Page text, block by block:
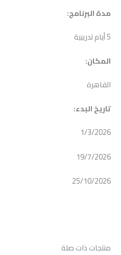
مدة البرنامج:
5 أيام تدريبية
المكان:
القاهرة
تاريخ البدء:
1/3/2026
19/7/2026
25/10/2026
منتجات ذات صلة